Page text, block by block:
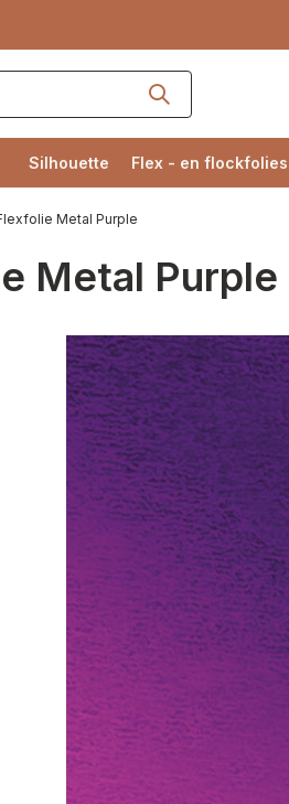
Silhouette Flex - en flockfolies
Metal Purple
Metal Purple